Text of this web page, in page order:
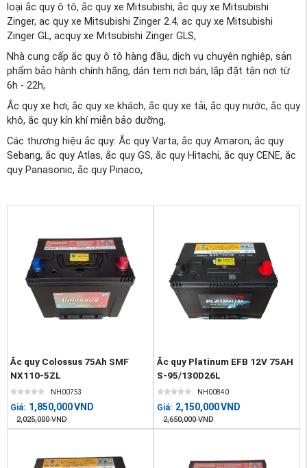
loại ắc quy ô tô, ắc quy xe Mitsubishi, ắc quy xe Mitsubishi
Zinger, ac quy xe Mitsubishi Zinger 2.4, ac quy xe Mitsubishi
Zinger GL, acquy xe Mitsubishi Zinger GLS,
Nhà cung cấp ắc quy ô tô hàng đầu, dịch vụ chuyên nghiêp, sản
phẩm bảo hành chính hãng, dán tem nơi bán, lắp đặt tận nơi từ
6h - 22h,
Ắc quy xe hơi, ắc quy xe khách, ắc quy xe tải, ắc quy nước, ắc quy
khô, ắc quy kín khí miễn bảo dưỡng,
Các thương hiệu ắc quy: Ắc quy Varta, ắc quy Amaron, ắc quy
Sebang, ắc quy Atlas, ắc quy GS, ắc quy Hitachi, ắc quy CENE, ắc
quy Panasonic, ắc quy Pinaco,
Ắc quy Colossus 75Ah SMF
NX110-5ZL
NH00753
Giá: 1,850,000VND
2,025,000 VND
Ắc quy Platinum EFB 12V 75AH
S-95/130D26L
NH00840
Giá: 2,150,000VND
2,650,000 VND